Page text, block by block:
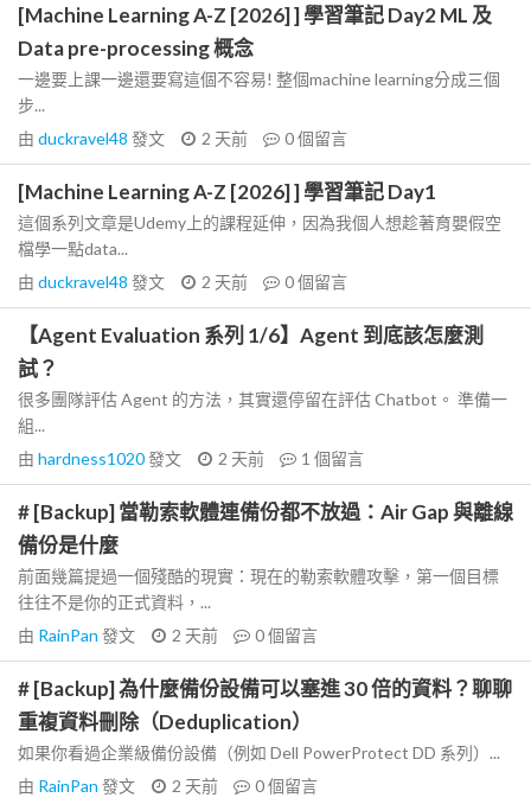
[Machine Learning A-Z [2026] ] 學習筆記 Day2 ML 及
Data pre-processing 概念
一邊要上課一邊還要寫這個不容易! 整個machine learning分成三個
步...
由 duckravel48 發文 2 天前 0個留言
[Machine Learning A-Z [2026] ] 學習筆記 Day1
這個系列文章是Udemy上的課程延伸，因為我個人想趁著育嬰假空
檔學一點data...
由 duckravel48 發文 2 天前 0個留言
【Agent Evaluation 系列 1/6】Agent 到底該怎麼測
試？
很多團隊評估 Agent 的方法，其實還停留在評估 Chatbot。 準備一
組...
由 hardness1020發文 2 天前 1 個留言
# [Backup] 當勒索軟體連備份都不放過：Air Gap 與離線
備份是什麼
前面幾篇提過一個殘酷的現實：現在的勒索軟體攻擊，第一個目標
往往不是你的正式資料，...
由 RainPan 發文 2 天前 0個留言
# [Backup] 為什麼備份設備可以塞進 30 倍的資料？聊聊
重複資料刪除（Deduplication）
如果你看過企業級備份設備（例如 Dell PowerProtect DD 系列）...
由 RainPan 發文 2 天前 0個留言